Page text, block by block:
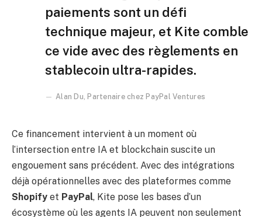
paiements sont un défi
technique majeur, et Kite comble
ce vide avec des règlements en
stablecoin ultra-rapides.
Alan Du, Partenaire chez PayPal Ventures
Ce financement intervient à un moment où
l’intersection entre IA et blockchain suscite un
engouement sans précédent. Avec des intégrations
déjà opérationnelles avec des plateformes comme
Shopify et PayPal, Kite pose les bases d’un
écosystème où les agents IA peuvent non seulement